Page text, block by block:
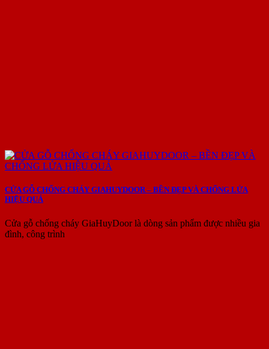
CỬA GỖ CHỐNG CHÁY GIAHUYDOOR – BỀN ĐẸP VÀ CHỐNG LỬA
HIỆU QUẢ
Cửa gỗ chống cháy GiaHuyDoor là dòng sản phẩm được nhiều gia
đình, công trình